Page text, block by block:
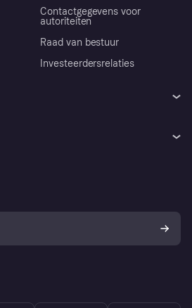
Contactgegevens voor
autoriteiten
Raad van bestuur
Investeerdersrelaties